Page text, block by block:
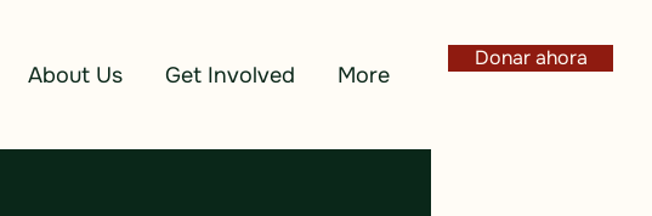
About Us Get Involved More
Donar ahora